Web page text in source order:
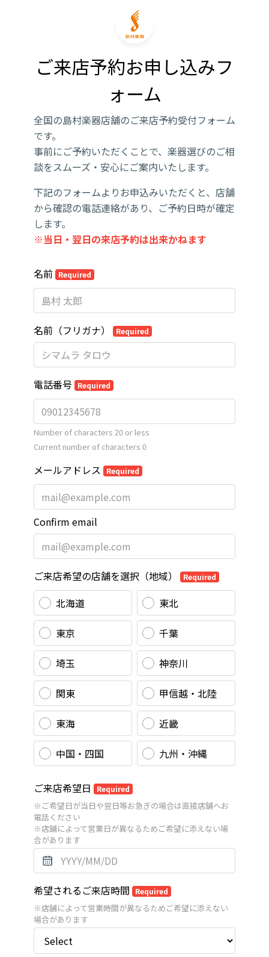
ご来店予約お申し込みフ
ォーム
全国の島村楽器店舗のご来店予約受付フォーム
です。
事前にご予約いただくことで、楽器選びのご相
談をスムーズ・安心にご案内いたします。
下記のフォームよりお申込みいただくと、店舗
から確認の電話連絡があり、ご予約日時が確定
します。
※当日・翌日の来店予約は出来かねます
名前 Required
名前（フリガナ） Required
電話番号 Required
Number of characters 20 or less
Current number of characters 0
メールアドレス Required
Confirm email
ご来店希望の店舗を選択（地域） Required
北海道 東北
東京 千葉
埼玉 神奈川
関東 甲信越・北陸
東海 近畿
中国・四国 九州・沖縄
ご来店希望日 Required
※ご希望日が当日や翌日等お急ぎの場合は直接店舗へお
電話ください
※店舗によって営業日が異なるためご希望に添えない場
合があります
希望されるご来店時間 Required
※店舗によって営業時間が異なるためご希望に添えない
場合があります